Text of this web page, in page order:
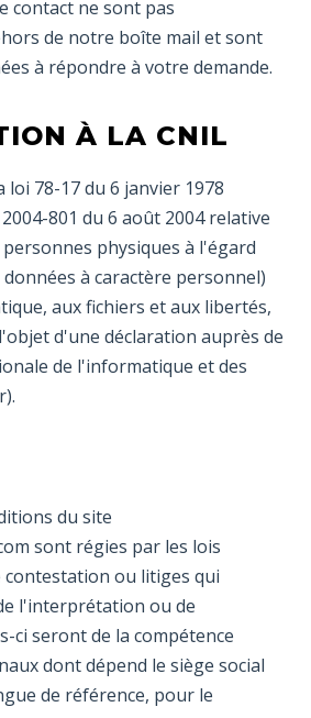
contact ne sont pas
de notre boîte mail et sont
à répondre à votre demande.
À LA CNIL
78-17 du 6 janvier 1978
801 du 6 août 2004 relative
physiques à l'égard
à caractère personnel)
aux fichiers et aux libertés,
d'une déclaration auprès de
de l'informatique et des
du site
sont régies par les lois
ou litiges qui
l'interprétation ou de
ci seront de la compétence
dont dépend le siège social
de référence, pour le